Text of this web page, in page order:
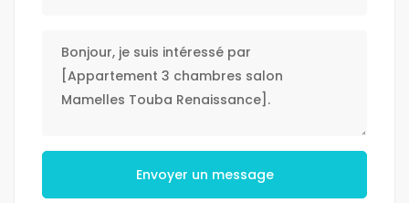
Envoyer un message